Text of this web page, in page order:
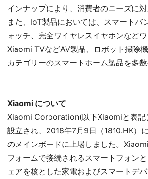
インナップにより、消費者のニーズに対
また、IoT製品においては、スマートバ
ォッチ、完全ワイヤレスイヤホンなどウ
Xiaomi TVなどAV製品、ロボット掃除
カテゴリーのスマートホーム製品を多数
Xiaomi について
Xiaomi Corporation(以下Xiaomiと表記
設立され、2018年7月9日（1810.HK）
のメインボードに上場しました。
フォームで接続されるスマートフォン
ェアを核とした家電およびスマートデ